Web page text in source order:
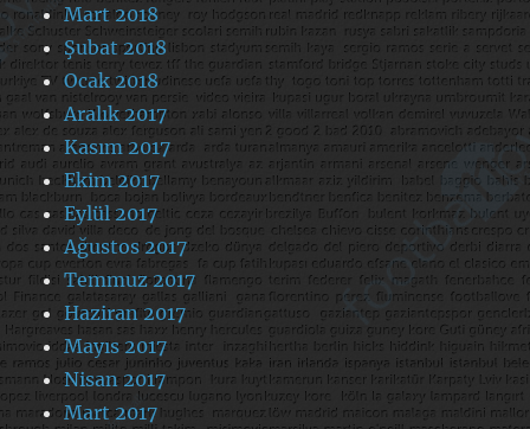
Mart 2018
Şubat 2018
Ocak 2018
Aralık 2017
Kasım 2017
Ekim 2017
Eylül 2017
Ağustos 2017
Temmuz 2017
Haziran 2017
Mayıs 2017
Nisan 2017
Mart 2017